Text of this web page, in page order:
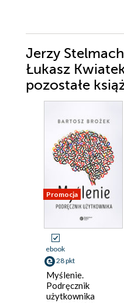
Jerzy
Łukasz
pozostałe
Promocja
ebook
28 pkt
Myślenie.
Podręcznik
użytkownika